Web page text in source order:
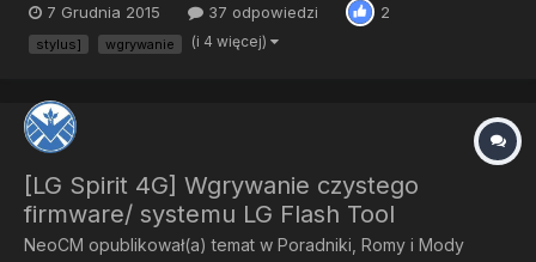
Stylus. Oczywiście nadmieniam, iż flashtool różnie reaguje z
różnymi telefonami- często są problemy podcz...
7 Grudnia 2015 37 odpowiedzi 2
stylus] wgrywanie (i 4 więcej)
[LG Spirit 4G] Wgrywanie czystego
firmware/ systemu LG Flash Tool
NeoCM opublikował(a) temat w Poradniki, Romy i Mody